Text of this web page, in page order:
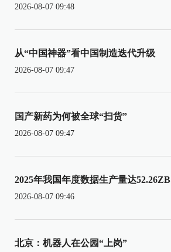
2026-08-07 09:48
从“中国神器”看中国制造迭代升级
2026-08-07 09:47
国产新药为何被全球“扫货”
2026-08-07 09:47
2025年我国年度数据生产量达52.26ZB
2026-08-07 09:46
北京：机器人在公园“上岗”